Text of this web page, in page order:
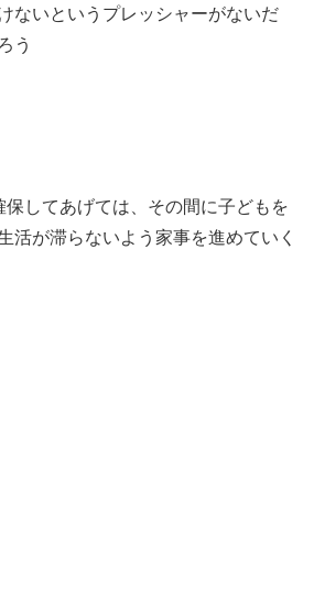
ないというプレッシャーがないだ
う
してあげては、その間に子どもを
活が滞らないよう家事を進めていく